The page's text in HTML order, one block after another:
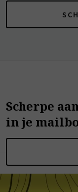
Scherpe
in je